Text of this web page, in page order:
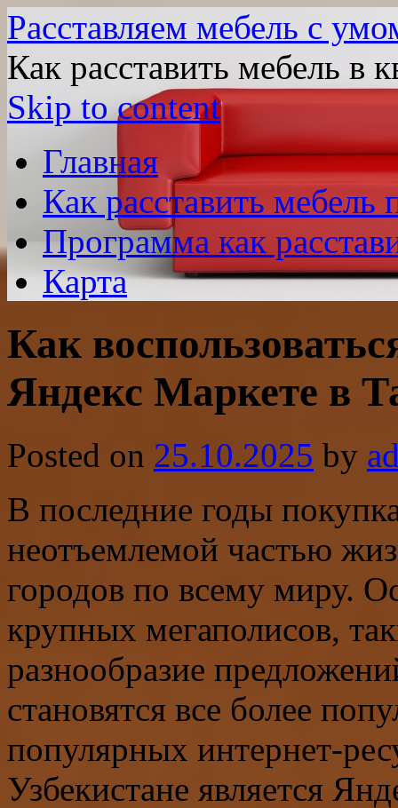
Расставляем мебель с
Как расставить мебель в
Skip to content
Главная
Как расставить
Программа как
Карта
Как
Яндекс Маркете в
Posted on 25.10.2025 by
В последние годы
неотъемлемой частью
городов по всему миру.
крупных мегаполисов,
разнообразие
становятся все более
популярных интернет-
Узбекистане является